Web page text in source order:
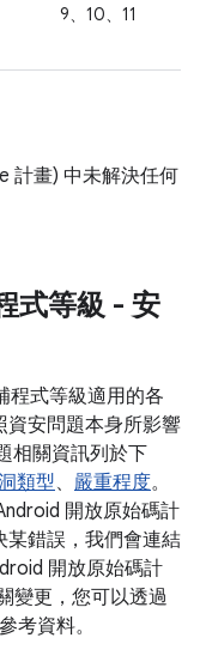
9、10、11
計畫) 中未解決任何
式等級 - 安
式等級適用的各
資安問題本身所影響
相關資訊列於下
類型、 嚴重程度。
開放原始碼計
某錯誤，我們會連結
開放原始碼計
變更，您可以透過
考資料。